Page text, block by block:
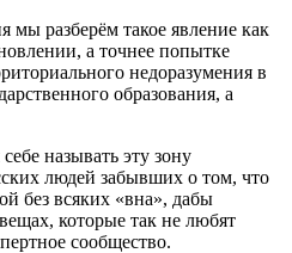
мы разберём такое явление как
а точнее попытке
недоразумения в
образования, а
называть эту зону
людей забывших о том, что
без всяких «вна», дабы
которые так не любят
сообщество.